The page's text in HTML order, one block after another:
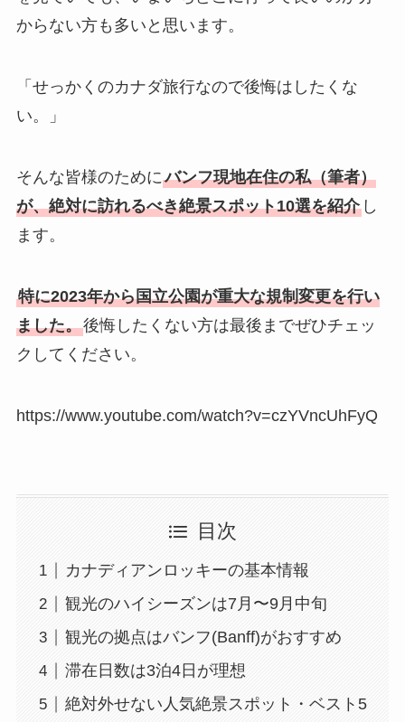
からない方も多いと思います。
「せっかくのカナダ旅行なので後悔はしたくな
い。」
そんな皆様のためにバンフ現地在住の私（筆者）
が、絶対に訪れるべき絶景スポット10選を紹介し
ます。
特に2023年から国立公園が重大な規制変更を行い
ました。後悔したくない方は最後までぜひチェッ
クしてください。
https://www.youtube.com/watch?v=czYVncUhFyQ
目次
カナディアンロッキーの基本情報
観光のハイシーズンは7月〜9月中旬
観光の拠点はバンフ(Banff)がおすすめ
滞在日数は3泊4日が理想
絶対外せない人気絶景スポット・ベスト5